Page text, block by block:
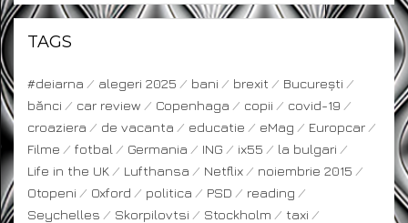
TAGS
#deiarna alegeri 2025 bani brexit
București
bănci
car review Copenhaga copii
covid-19
croaziera
de vacanta educatie eMag
Europcar
Filme
fotbal Germania ING ix55
la bulgari
Life in the UK
Lufthansa Netflix
noiembrie 2015
Otopeni
Oxford politica PSD
reading
Seychelles
Skorpilovtsi Stockholm
taxi